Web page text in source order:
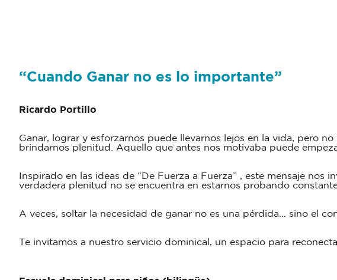
“Cuando Ganar no es lo importante”
Ricardo Portillo
Ganar, lograr y esforzarnos puede llevarnos lejos en la vida, pero
brindarnos plenitud. Aquello que antes nos motivaba puede
Inspirado en las ideas de “De Fuerza a Fuerza” , este mensaje
verdadera plenitud no se encuentra en estarnos probando
A veces, soltar la necesidad de ganar no es una pérdida… sino el
Te invitamos a nuestro servicio dominical, un espacio para